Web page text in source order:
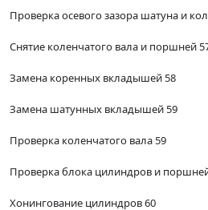
Проверка осевого зазора шатуна и
Снятие коленчатого вала и поршней
Замена коренных вкладышей 58
Замена шатунных вкладышей 59
Проверка коленчатого вала 59
Проверка блока цилиндров и
Хонингование цилиндров 60